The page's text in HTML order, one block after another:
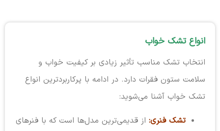
انواع تشک خواب
انتخاب تشک مناسب تأثیر زیادی بر کیفیت خواب و
سلامت ستون فقرات دارد. در ادامه با پرکاربردترین انواع
تشک خواب آشنا می‌شوید:
تشک فنری:از قدیمی‌ترین مدل‌ها است که با فنرهای